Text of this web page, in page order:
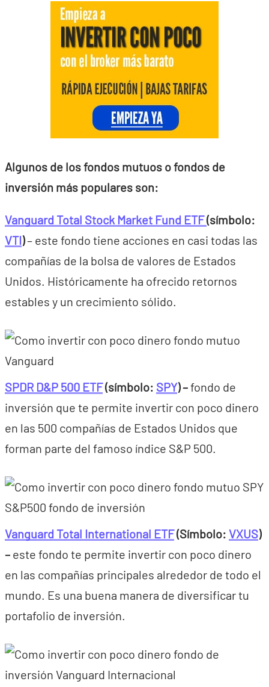
Algunos de los fondos mutuos o fondos de
inversión más populares son:
Vanguard Total Stock Market Fund ETF(símbolo:
VTI)– este fondo tiene acciones en casi todas las
compañías de la bolsa de valores de Estados
Unidos. Históricamente ha ofrecido retornos
estables y un crecimiento sólido.
SPDR D&P 500 ETF(símbolo: SPY) –fondo de
inversión que te permite invertir con poco dinero
en las 500 compañías de Estados Unidos que
forman parte del famoso índice S&P 500.
Vanguard Total International ETF(Símbolo: VXUS)
– este fondo te permite invertir con poco dinero
en las compañías principales alrededor de todo el
mundo. Es una buena manera de diversificar tu
portafolio de inversión.